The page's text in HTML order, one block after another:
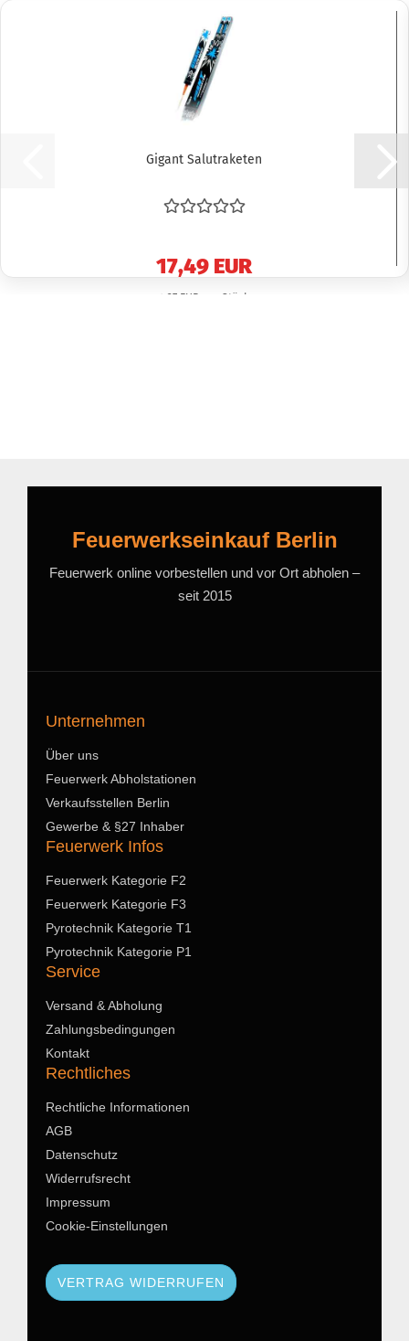
Gigant Salutraketen
17,49 EUR
4,37 EUR pro Stück
Feuerwerkseinkauf Berlin
Feuerwerk online vorbestellen und vor Ort abholen –
seit 2015
Unternehmen
Über uns
Feuerwerk Abholstationen
Verkaufsstellen Berlin
Gewerbe & §27 Inhaber
Feuerwerk Infos
Feuerwerk Kategorie F2
Feuerwerk Kategorie F3
Pyrotechnik Kategorie T1
Pyrotechnik Kategorie P1
Service
Versand & Abholung
Zahlungsbedingungen
Kontakt
Rechtliches
Rechtliche Informationen
AGB
Datenschutz
Widerrufsrecht
Impressum
Cookie-Einstellungen
VERTRAG WIDERRUFEN